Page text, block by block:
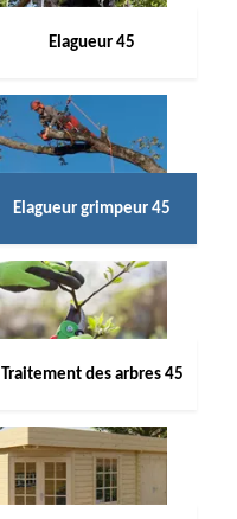
Elagueur 45
Elagueur grimpeur 45
Traitement des arbres 45